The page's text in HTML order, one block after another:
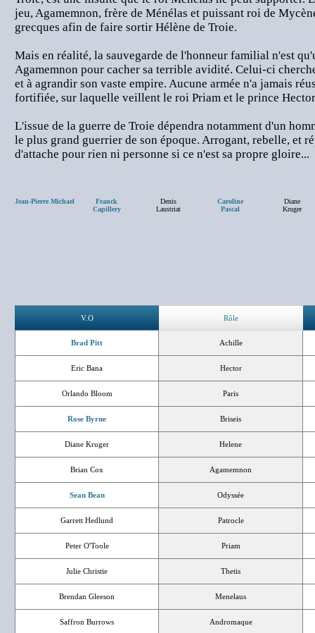
jeu, Agamemnon, frère de Ménélas et puissant roi de
grecques afin de faire sortir Hélène de Troie.
Mais en réalité, la sauvegarde de l'honneur familial n'est
Agamemnon pour cacher sa terrible avidité. Celui-ci
et à agrandir son vaste empire. Aucune armée n'a jamais
fortifiée, sur laquelle veillent le roi Priam et le prince
L'issue de la guerre de Troie dépendra notamment d'un
le plus grand guerrier de son époque. Arrogant, rebelle, et
d'attache pour rien ni personne si ce n'est sa propre gloire...
Jean-Pierre Michael
Franck
Capillery
Denis
Laustriat
Caroline
Pascal
Diane
Kruger
V.O Rôle
Brad Pitt Achille
Eric Bana Hector
Orlando Bloom Paris
Rose Byrne Briseis
Diane Kruger Helene
Brian Cox Agamemnon
Sean Bean Odyssée
Garrett Hedlund Patrocle
Peter O'Toole Priam
Julie Christie Thetis
Brendan Gleeson Menelaus
Saffron Burrows Andromaque